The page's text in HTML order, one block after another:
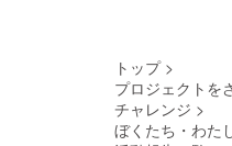
トップ >
プロジェクトを
チャレンジ >
ぼくたち・わた